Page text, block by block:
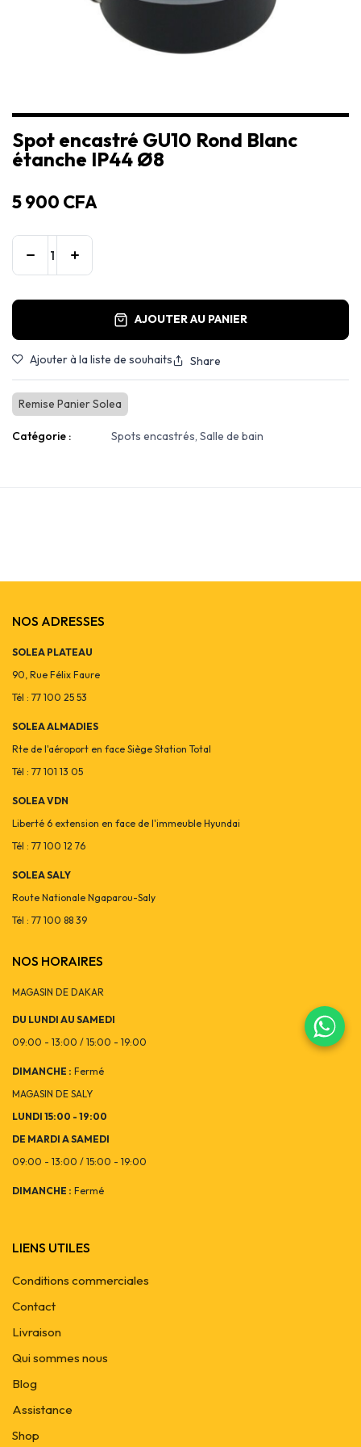
Spot encastré GU10 Rond Blanc
étanche IP44 Ø8
5 900 CFA
AJOUTER AU PANIER
Ajouter à la liste de souhaits Share
Remise Panier Solea
Catégorie : Spots encastrés, Salle de bain
NOS ADRESSES
SOLEA PLATEAU
90, Rue Félix Faure
Tél : 77 100 25 53
SOLEA ALMADIES
Rte de l'aéroport en face Siège Station Total
Tél : 77 101 13 05
SOLEA VDN
Liberté 6 extension en face de l'immeuble Hyundai
Tél : 77 100 12 76
SOLEA SALY
Route Nationale Ngaparou-Saly
Tél : 77 100 88 39
NOS HORAIRES
MAGASIN DE DAKAR
DU LUNDI AU SAMEDI
09:00 - 13:00 / 15:00 - 19:00
DIMANCHE : Fermé
MAGASIN DE SALY
LUNDI 15:00 - 19:00
DE MARDI A SAMEDI
09:00 - 13:00 / 15:00 - 19:00
DIMANCHE : Fermé
LIENS UTILES
Conditions commerciales
Contact
Livraison
Qui sommes nous
Blog
Assistance
Shop